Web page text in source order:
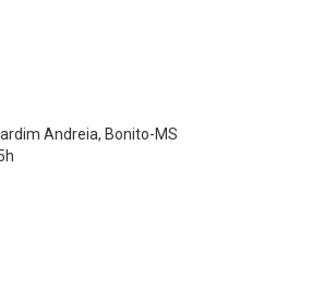
Andreia, Bonito-MS